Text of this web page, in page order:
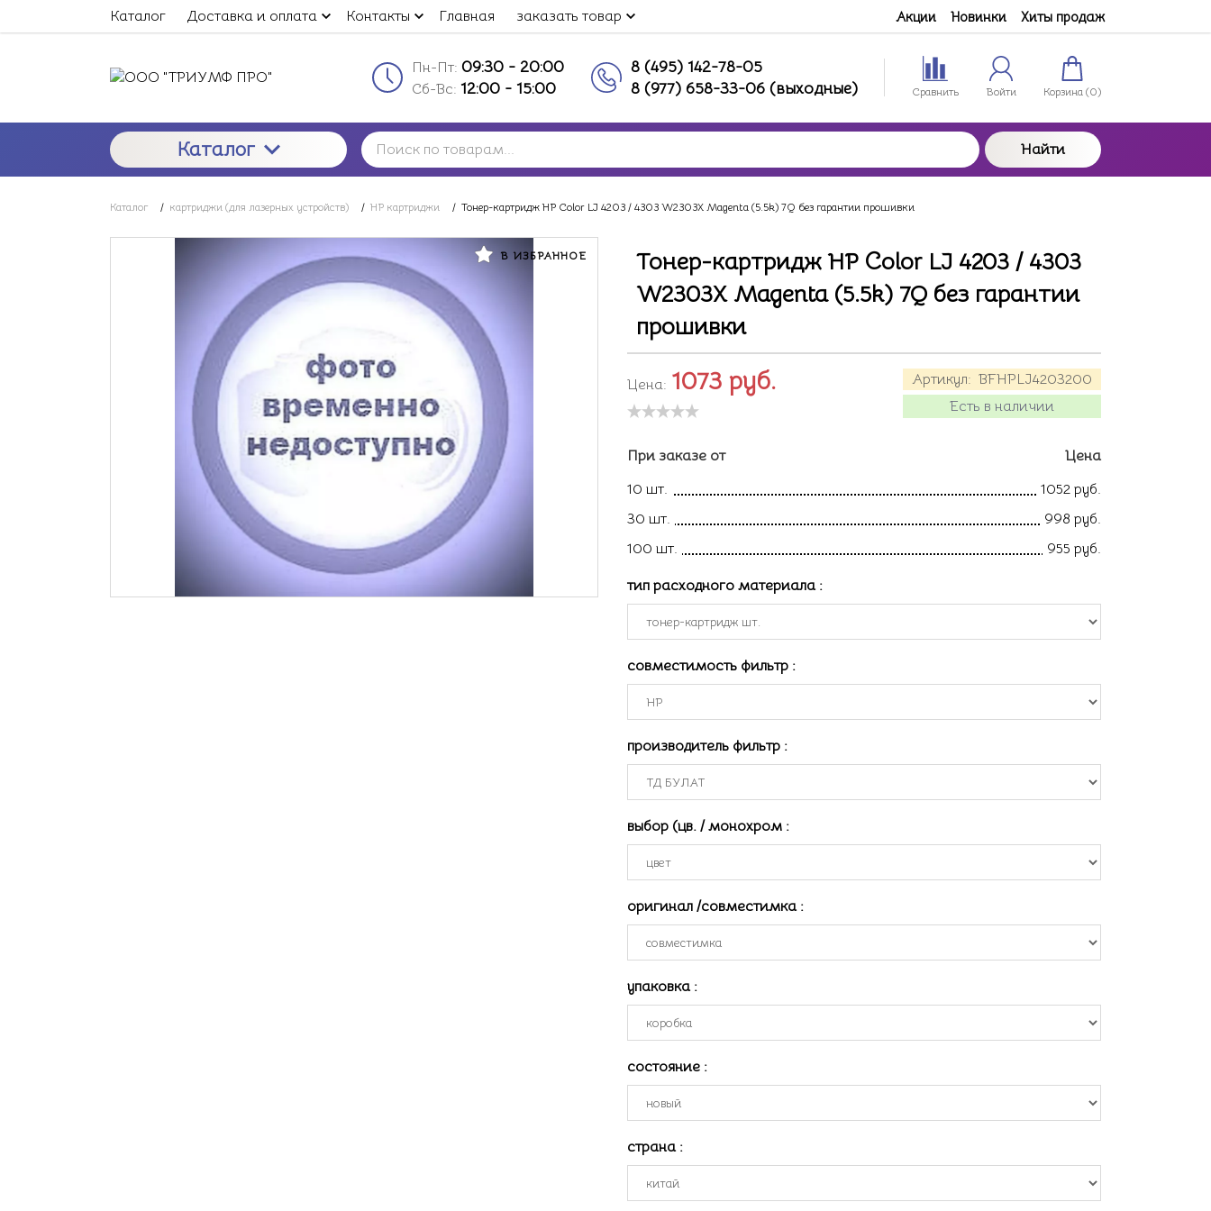
Каталог Доставка и оплата Контакты Главная заказать товар Акции Новинки Хиты продаж
Пн-Пт: 09:30 - 20:00
Сб-Вс: 12:00 - 15:00
8 (495) 142-78-05
8 (977) 658-33-06 (выходные)
Сравнить Войти Корзина (0)
Каталог Найти
Каталог / картриджи (для лазерных устройств) / HP картриджи / Тонер-картридж HP Color LJ 4203 / 4303 W2303X Magenta (5.5k) 7Q без гарантии прошивки
В ИЗБРАННОЕ
Тонер-картридж HP Color LJ 4203 / 4303
W2303X Magenta (5.5k) 7Q без гарантии
прошивки
Артикул: BFHPLJ4203200
Есть в наличии
Цена: 1073 руб.
При заказе от
Цена
10 шт.
1052 руб.
30 шт.
998 руб.
100 шт.
955 руб.
тип расходного материала :
совместимость фильтр :
производитель фильтр :
выбор (цв. / монохром :
оригинал /совместимка :
упаковка :
состояние :
страна :